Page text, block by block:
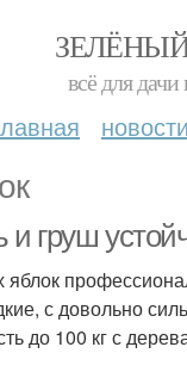
всё для дачи
новости
и груш
яблок
с довольно
до 100 кг с